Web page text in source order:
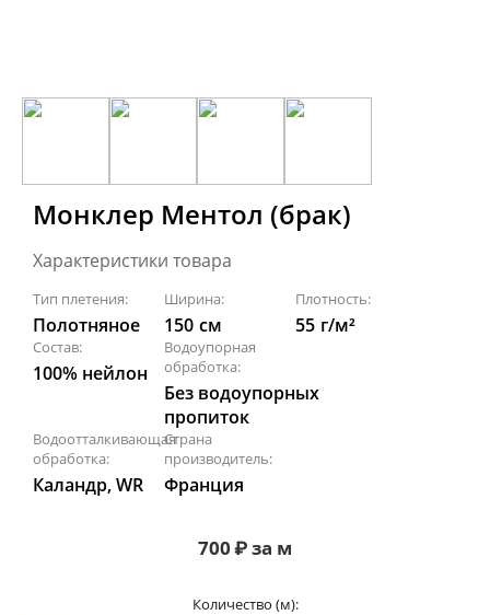
Монклер Ментол (брак)
Характеристики товара
Тип плетения:
Полотняное
Ширина:
150 см
Плотность:
55 г/м²
Состав:
100% нейлон
Водоупорная
обработка:
Без водоупорных
пропиток
Водоотталкивающая
обработка:
Каландр, WR
Страна
производитель:
Франция
700₽за м
Количество (м):